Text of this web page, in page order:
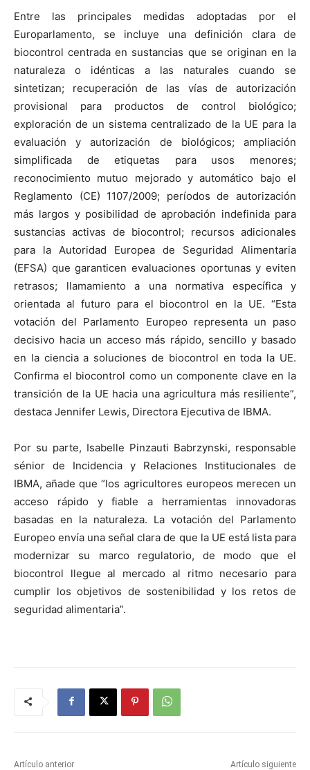
Entre las principales medidas adoptadas por el
Europarlamento, se incluye una definición clara de
biocontrol centrada en sustancias que se originan en la
naturaleza o idénticas a las naturales cuando se
sintetizan; recuperación de las vías de autorización
provisional para productos de control biológico;
exploración de un sistema centralizado de la UE para la
evaluación y autorización de biológicos; ampliación
simplificada de etiquetas para usos menores;
reconocimiento mutuo mejorado y automático bajo el
Reglamento (CE) 1107/2009; períodos de autorización
más largos y posibilidad de aprobación indefinida para
sustancias activas de biocontrol; recursos adicionales
para la Autoridad Europea de Seguridad Alimentaria
(EFSA) que garanticen evaluaciones oportunas y eviten
retrasos; llamamiento a una normativa específica y
orientada al futuro para el biocontrol en la UE. “Esta
votación del Parlamento Europeo representa un paso
decisivo hacia un acceso más rápido, sencillo y basado
en la ciencia a soluciones de biocontrol en toda la UE.
Confirma el biocontrol como un componente clave en la
transición de la UE hacia una agricultura más resiliente”,
destaca Jennifer Lewis, Directora Ejecutiva de IBMA.
Por su parte, Isabelle Pinzauti Babrzynski, responsable
sénior de Incidencia y Relaciones Institucionales de
IBMA, añade que “los agricultores europeos merecen un
acceso rápido y fiable a herramientas innovadoras
basadas en la naturaleza. La votación del Parlamento
Europeo envía una señal clara de que la UE está lista para
modernizar su marco regulatorio, de modo que el
biocontrol llegue al mercado al ritmo necesario para
cumplir los objetivos de sostenibilidad y los retos de
seguridad alimentaria”.
Artículo anterior Artículo siguiente